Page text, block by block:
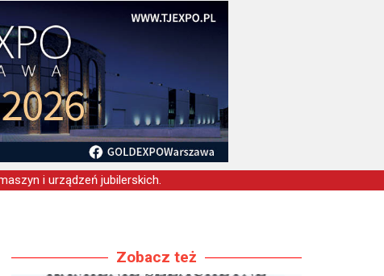
i urządzeń jubilerskich.
Zobacz też